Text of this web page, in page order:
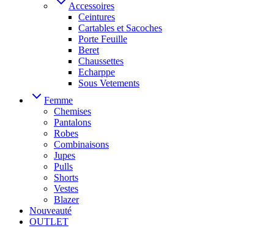
Accessoires
Ceintures
Cartables et Sacoches
Porte Feuille
Beret
Chaussettes
Echarppe
Sous Vetements
Femme
Chemises
Pantalons
Robes
Combinaisons
Jupes
Pulls
Shorts
Vestes
Blazer
Nouveauté
OUTLET